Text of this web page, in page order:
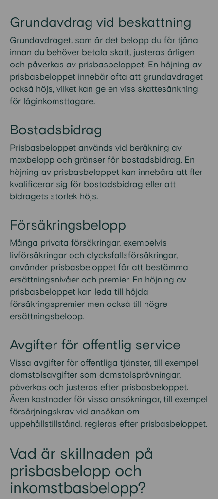
Grundavdrag vid beskattning
Grundavdraget, som är det belopp du får tjäna
innan du behöver betala skatt, justeras årligen
och påverkas av prisbasbeloppet. En höjning av
prisbasbeloppet innebär ofta att grundavdraget
också höjs, vilket kan ge en viss skattesänkning
för låginkomsttagare.
Bostadsbidrag
Prisbasbeloppet används vid beräkning av
maxbelopp och gränser för bostadsbidrag. En
höjning av prisbasbeloppet kan innebära att fler
kvalificerar sig för bostadsbidrag eller att
bidragets storlek höjs.
Försäkringsbelopp
Många privata försäkringar, exempelvis
livförsäkringar och olycksfallsförsäkringar,
använder prisbasbeloppet för att bestämma
ersättningsnivåer och premier. En höjning av
prisbasbeloppet kan leda till höjda
försäkringspremier men också till högre
ersättningsbelopp.
Avgifter för offentlig service
Vissa avgifter för offentliga tjänster, till exempel
domstolsavgifter som domstolsprövningar,
påverkas och justeras efter prisbasbeloppet.
Även kostnader för vissa ansökningar, till exempel
försörjningskrav vid ansökan om
uppehållstillstånd, regleras efter prisbasbeloppet.
Vad är skillnaden på
prisbasbelopp och
inkomstbasbelopp?